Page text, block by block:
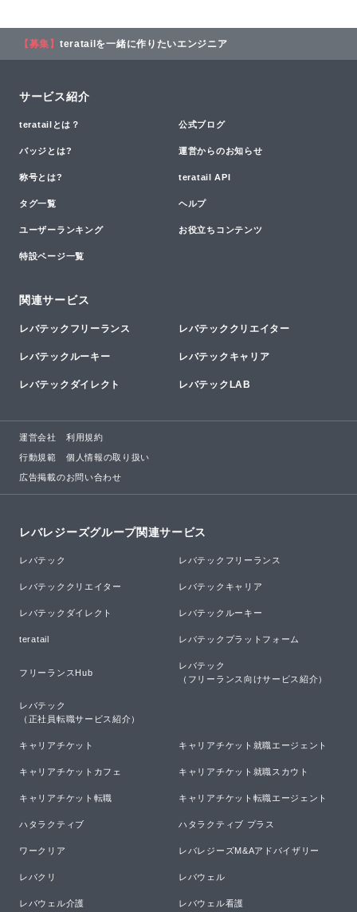
【募集】 teratailを一緒に作りたいエンジニア
サービス紹介
teratailとは？ 公式ブログ
バッジとは? 運営からのお知らせ
称号とは? teratail API
タグ一覧 ヘルプ
ユーザーランキング お役立ちコンテンツ
特設ページ一覧
関連サービス
レバテックフリーランス レバテッククリエイター
レバテックルーキー レバテックキャリア
レバテックダイレクト レバテックLAB
運営会社 利用規約
行動規範 個人情報の取り扱い
広告掲載のお問い合わせ
レバレジーズグループ関連サービス
レバテック レバテックフリーランス
レバテッククリエイター レバテックキャリア
レバテックダイレクト レバテックルーキー
teratail レバテックプラットフォーム
フリーランスHub
レバテック
（フリーランス向けサービス紹介）
レバテック
（正社員転職サービス紹介）
キャリアチケット キャリアチケット就職エージェント
キャリアチケットカフェ キャリアチケット就職スカウト
キャリアチケット転職 キャリアチケット転職エージェント
ハタラクティブ ハタラクティブ プラス
ワークリア レバレジーズM&Aアドバイザリー
レバクリ レバウェル
レバウェル介護 レバウェル看護